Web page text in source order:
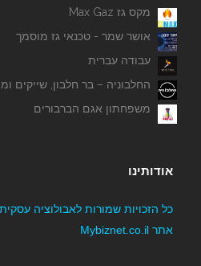
מקס גז Max Gaz
אושר שמר - טכנאי גז מוסמך
עבודה עברית
החלבוניה – בר חלבון, שייקים
משפחתון אגם הברבורים
אודותינו
אתר Mybiznet.co.il